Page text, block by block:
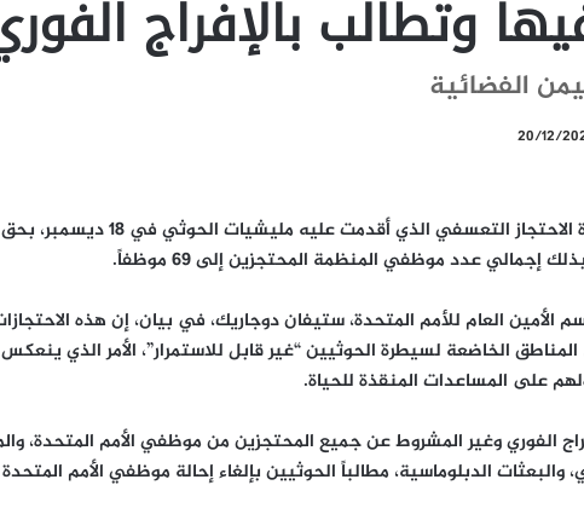
وتطالب بالإفراج
الفضائية
أدانت الأمم المتحدة بشدة الاحتجاز التعسفي
بذلك إجمالي عدد موظفي المنظمة المحتجزين إلى69 موظفاً
.
الأمين العام للأمم المتحدة، ستيفان دوجاريك، في بيان، إن هذه
الخاضعة لسيطرة الحوثيين “غير قابل للاستمرار”، الأمر الذي
على المساعدات المنقذة للحياة.
الفوري وغير المشروط عن جميع المحتجزين من موظفي الأمم المتحدة،
الدبلوماسية، مطالباً الحوثيين بإلغاء إحالة موظفي الأمم